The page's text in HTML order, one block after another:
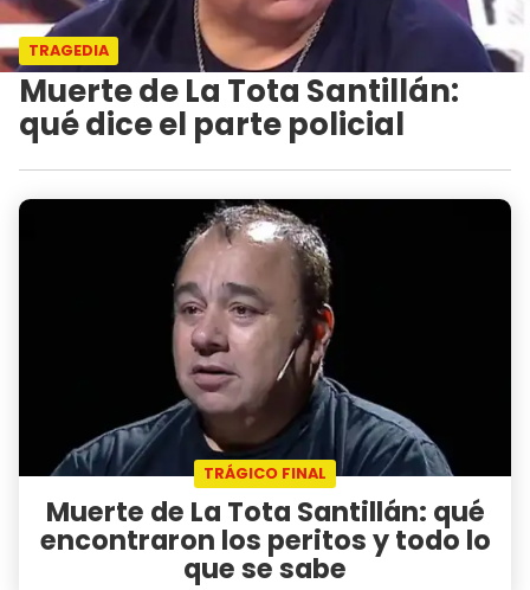
TRAGEDIA
Muerte de La Tota Santillán:
qué dice el parte policial
TRÁGICO FINAL
Muerte de La Tota Santillán: qué
encontraron los peritos y todo lo
que se sabe